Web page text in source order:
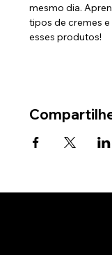
mesmo dia.
tipos de cremes
esses produtos!